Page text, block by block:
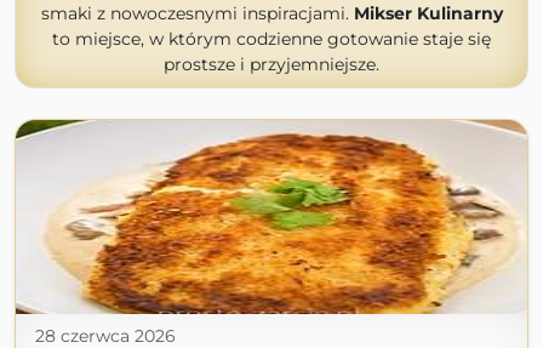
smaki z nowoczesnymi inspiracjami. Mikser Kulinarny
to miejsce, w którym codzienne gotowanie staje się
prostsze i przyjemniejsze.
28 czerwca 2026